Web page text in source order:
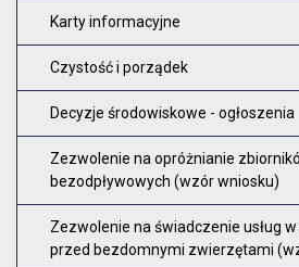
Karty informacyjne
Czystość i porządek
Decyzje środowiskowe - ogłoszenia
Zezwolenie na opróżnianie
bezodpływowych (wzór wniosku)
Zezwolenie na świadczenie usług
przed bezdomnymi zwierzętami